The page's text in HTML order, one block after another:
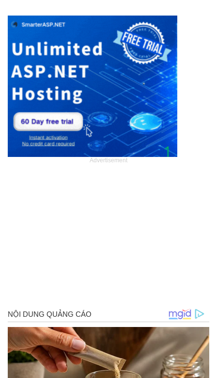
Advertisement